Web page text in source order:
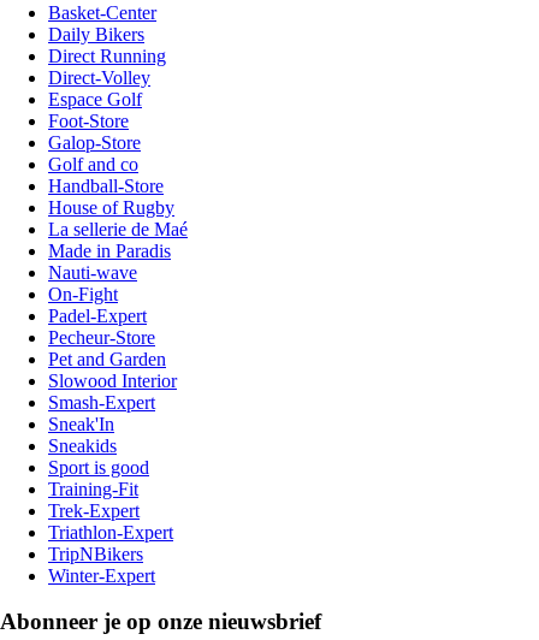
Basket-Center
Daily Bikers
Direct Running
Direct-Volley
Espace Golf
Foot-Store
Galop-Store
Golf and co
Handball-Store
House of Rugby
La sellerie de Maé
Made in Paradis
Nauti-wave
On-Fight
Padel-Expert
Pecheur-Store
Pet and Garden
Slowood Interior
Smash-Expert
Sneak'In
Sneakids
Sport is good
Training-Fit
Trek-Expert
Triathlon-Expert
TripNBikers
Winter-Expert
Abonneer je op onze nieuwsbrief